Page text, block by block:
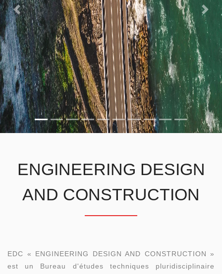
Previous Next
ENGINEERING DESIGN
AND CONSTRUCTION
EDC « ENGINEERING DESIGN AND CONSTRUCTION »
est un Bureau d'études techniques pluridisciplinaire